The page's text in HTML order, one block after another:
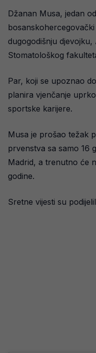
Džanan Musa, jedan
dugogodišnju
Stomatološkog
Par, koji se upoznao
planira vjenčanje
sportske karijere.
Musa je prošao težak
prvenstva sa samo 16
Madrid, a trenutno će
godine.
Sretne vijesti su